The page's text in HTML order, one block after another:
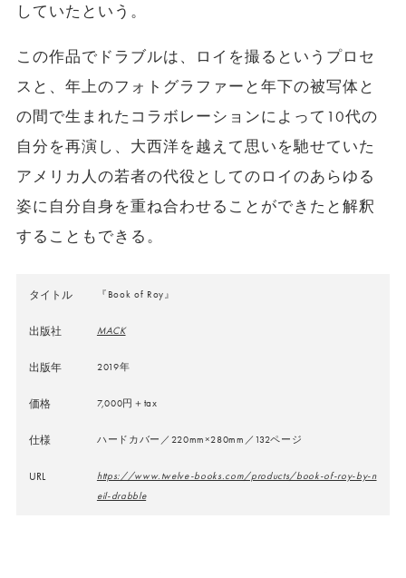
していたという。
この作品でドラブルは、ロイを撮るというプロセ
スと、年上のフォトグラファーと年下の被写体と
の間で生まれたコラボレーションによって10代の
自分を再演し、大西洋を越えて思いを馳せていた
アメリカ人の若者の代役としてのロイのあらゆる
姿に自分自身を重ね合わせることができたと解釈
することもできる。
タイトル 『Book of Roy』
出版社 MACK
出版年 2019年
価格 7,000円＋tax
仕様 ハードカバー／220mm×280mm／132ページ
URL
https://www.twelve-books.com/products/book-of-roy-by-n
eil-drabble